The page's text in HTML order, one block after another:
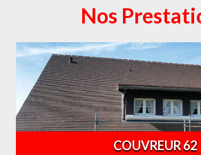
Nos
COUVREUR 62